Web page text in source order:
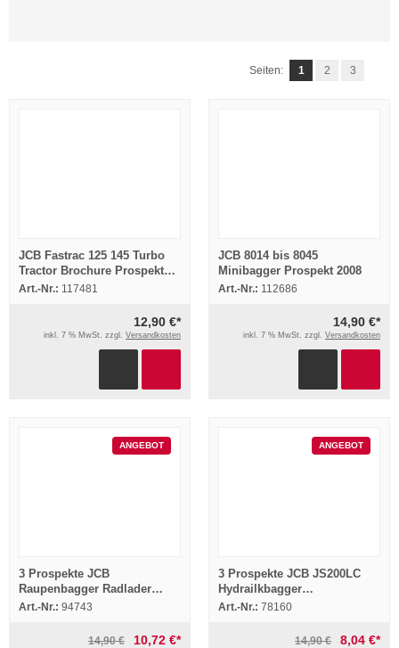
Seiten: 1 2 3
JCB Fastrac 125 145 Turbo
Tractor Brochure Prospekt
1991
Art.-Nr.: 117481
12,90 €*
inkl. 7 % MwSt. zzgl. Versandkosten
JCB 8014 bis 8045
Minibagger Prospekt 2008
Art.-Nr.: 112686
14,90 €*
inkl. 7 % MwSt. zzgl. Versandkosten
ANGEBOT
3 Prospekte JCB
Raupenbagger Radlader
Muldenkipper 1988/89
Art.-Nr.: 94743
14,90 € 10,72 €*
ANGEBOT
3 Prospekte JCB JS200LC
Hydrailkbagger
Raupenbagger 1993-1995
Art.-Nr.: 78160
14,90 € 8,04 €*